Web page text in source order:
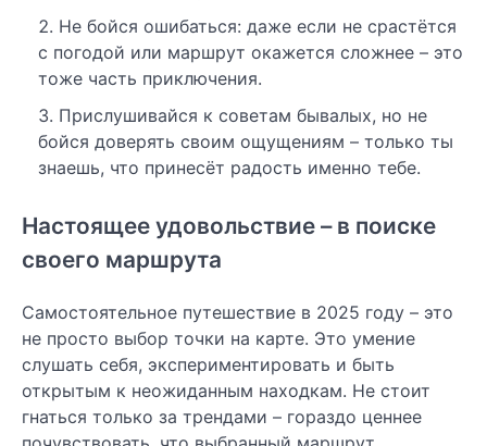
Не бойся ошибаться: даже если не срастётся
с погодой или маршрут окажется сложнее – это
тоже часть приключения.
Прислушивайся к советам бывалых, но не
бойся доверять своим ощущениям – только ты
знаешь, что принесёт радость именно тебе.
Настоящее удовольствие – в поиске
своего маршрута
Самостоятельное путешествие в 2025 году – это
не просто выбор точки на карте. Это умение
слушать себя, экспериментировать и быть
открытым к неожиданным находкам. Не стоит
гнаться только за трендами – гораздо ценнее